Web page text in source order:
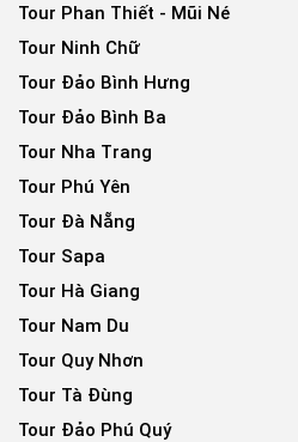
Tour Phan Thiết - Mũi Né
Tour Ninh Chữ
Tour Đảo Bình Hưng
Tour Đảo Bình Ba
Tour Nha Trang
Tour Phú Yên
Tour Đà Nẵng
Tour Sapa
Tour Hà Giang
Tour Nam Du
Tour Quy Nhơn
Tour Tà Đùng
Tour Đảo Phú Quý